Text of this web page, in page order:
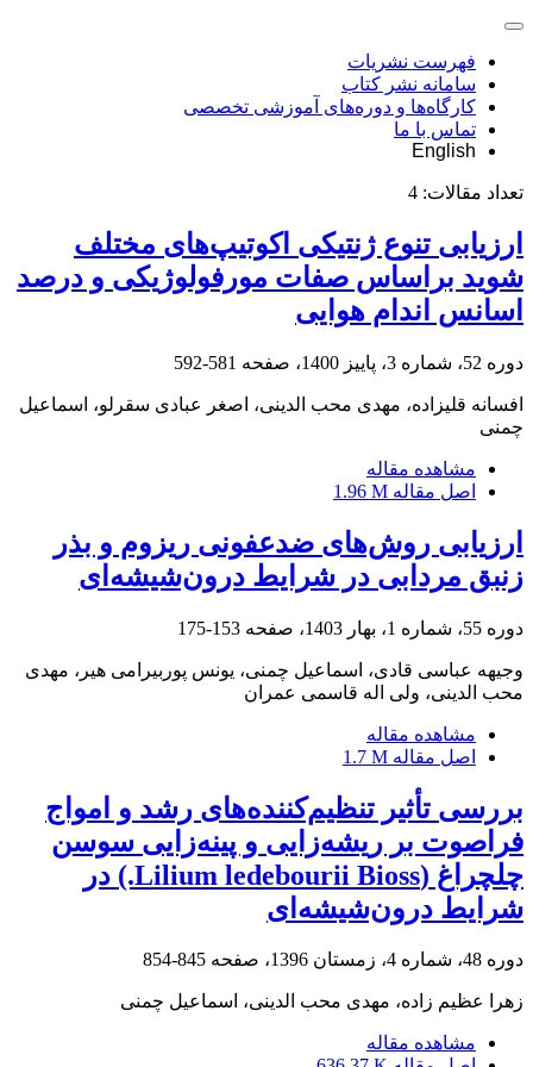
فهرست نشریات
سامانه نشر کتاب
کارگاه‌ها و دوره‌های آموزشی تخصصی
تماس با ما
English
تعداد مقالات: 4
ارزیابی تنوع ژنتیکی اکوتیپ‌های مختلف
شوید براساس صفات مورفولوژیکی و درصد
اسانس اندام ‏هوایی
دوره 52، شماره 3، پاییز 1400، صفحه 581-592
افسانه قلیزاده، مهدی محب الدینی، اصغر عبادی سقرلو، اسماعیل
چمنی
مشاهده مقاله
اصل مقاله 1.96 M
ارزیابی روش‌های ضدعفونی ریزوم و بذر
زنبق مردابی در شرایط درون‌شیشه‌ای
دوره 55، شماره 1، بهار 1403، صفحه 153-175
وجیهه عباسی قادی، اسماعیل چمنی، یونس پوربیرامی هیر، مهدی
محب الدینی، ولی اله قاسمی عمران
مشاهده مقاله
اصل مقاله 1.7 M
بررسی تأثیر تنظیم‌کننده‌های رشد و امواج
فراصوت بر ریشه‌زایی و پینه‌زایی سوسن
چلچراغ (Lilium ledebourii Bioss.) در
شرایط درون‌شیشه‌ای
دوره 48، شماره 4، زمستان 1396، صفحه 845-854
زهرا عظیم زاده، مهدی محب الدینی، اسماعیل چمنی
مشاهده مقاله